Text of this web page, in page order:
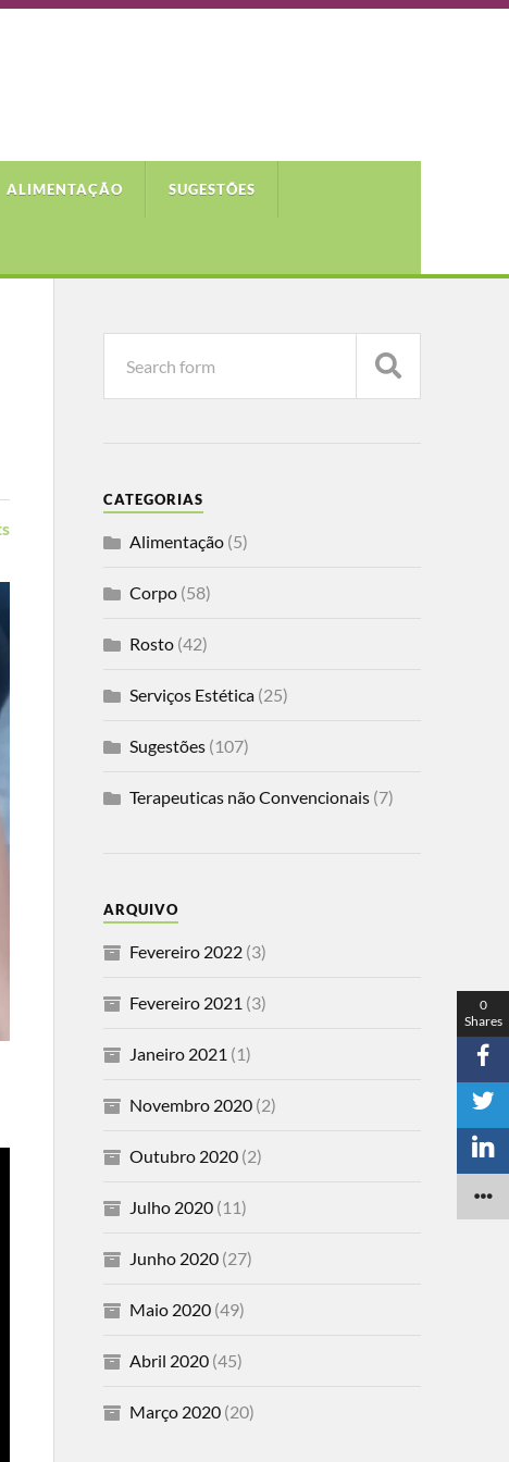
ALIMENTAÇÃO SUGESTÕES
CATEGORIAS
Alimentação(5)
Corpo(58)
Rosto(42)
Serviços Estética(25)
Sugestões(107)
Terapeuticas não Convencionais(7)
ARQUIVO
Fevereiro 2022(3)
Fevereiro 2021 (3)
Janeiro 2021 (1)
Novembro 2020(2)
Outubro 2020(2)
Julho 2020(11)
Junho 2020(27)
Maio 2020(49)
Abril 2020(45)
Março 2020(20)
0
Shares